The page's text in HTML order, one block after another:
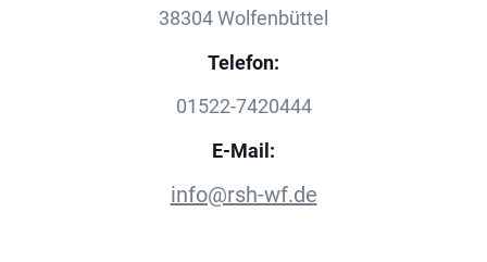
38304 Wolfenbüttel
Telefon:
01522-7420444
E-Mail:
info@rsh-wf.de